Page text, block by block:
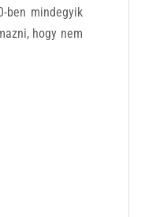
ben mindegyik
hogy nem